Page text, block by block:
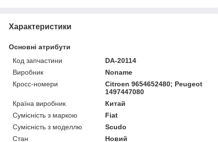
Характеристики
Основні атрибути
Код запчастини
DA-20114
Виробник
Noname
Кросс-номери
Citroen 9654652480; Peugeot
1497447080
Країна виробник
Китай
Сумісність з маркою
Fiat
Сумісність з моделлю
Scudo
Стан
Новий